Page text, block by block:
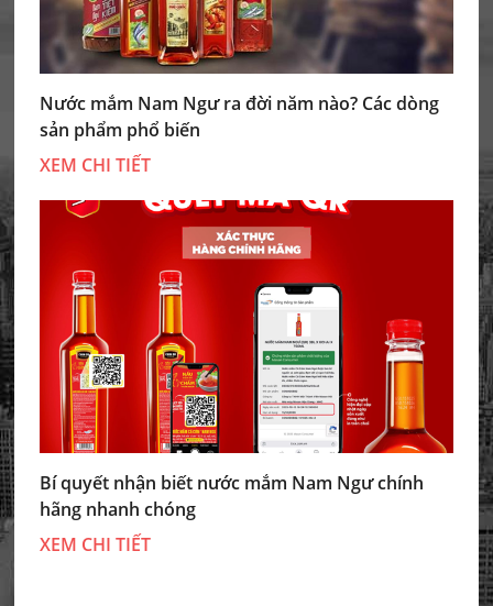
Nước mắm Nam Ngư ra đời năm nào? Các dòng
sản phẩm phổ biến
XEM CHI TIẾT
Bí quyết nhận biết nước mắm Nam Ngư chính
hãng nhanh chóng
XEM CHI TIẾT